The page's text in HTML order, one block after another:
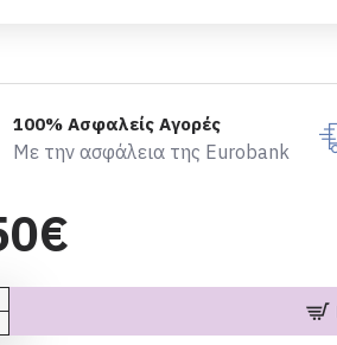
100% Ασφαλείς Αγορές
Με την ασφάλεια της Eurobank